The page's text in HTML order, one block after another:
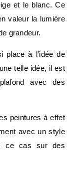
et le blanc. Ce
valeur la lumière
grandeur.
place à l’idée de
telle idée, il est
avec des
peintures à effet
avec un style
ce cas sur des